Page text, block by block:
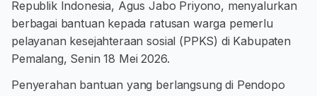
Republik Indonesia, Agus Jabo Priyono, menyalurkan
berbagai bantuan kepada ratusan warga pemerlu
pelayanan kesejahteraan sosial (PPKS) di Kabupaten
Pemalang, Senin 18 Mei 2026.
Penyerahan bantuan yang berlangsung di Pendopo